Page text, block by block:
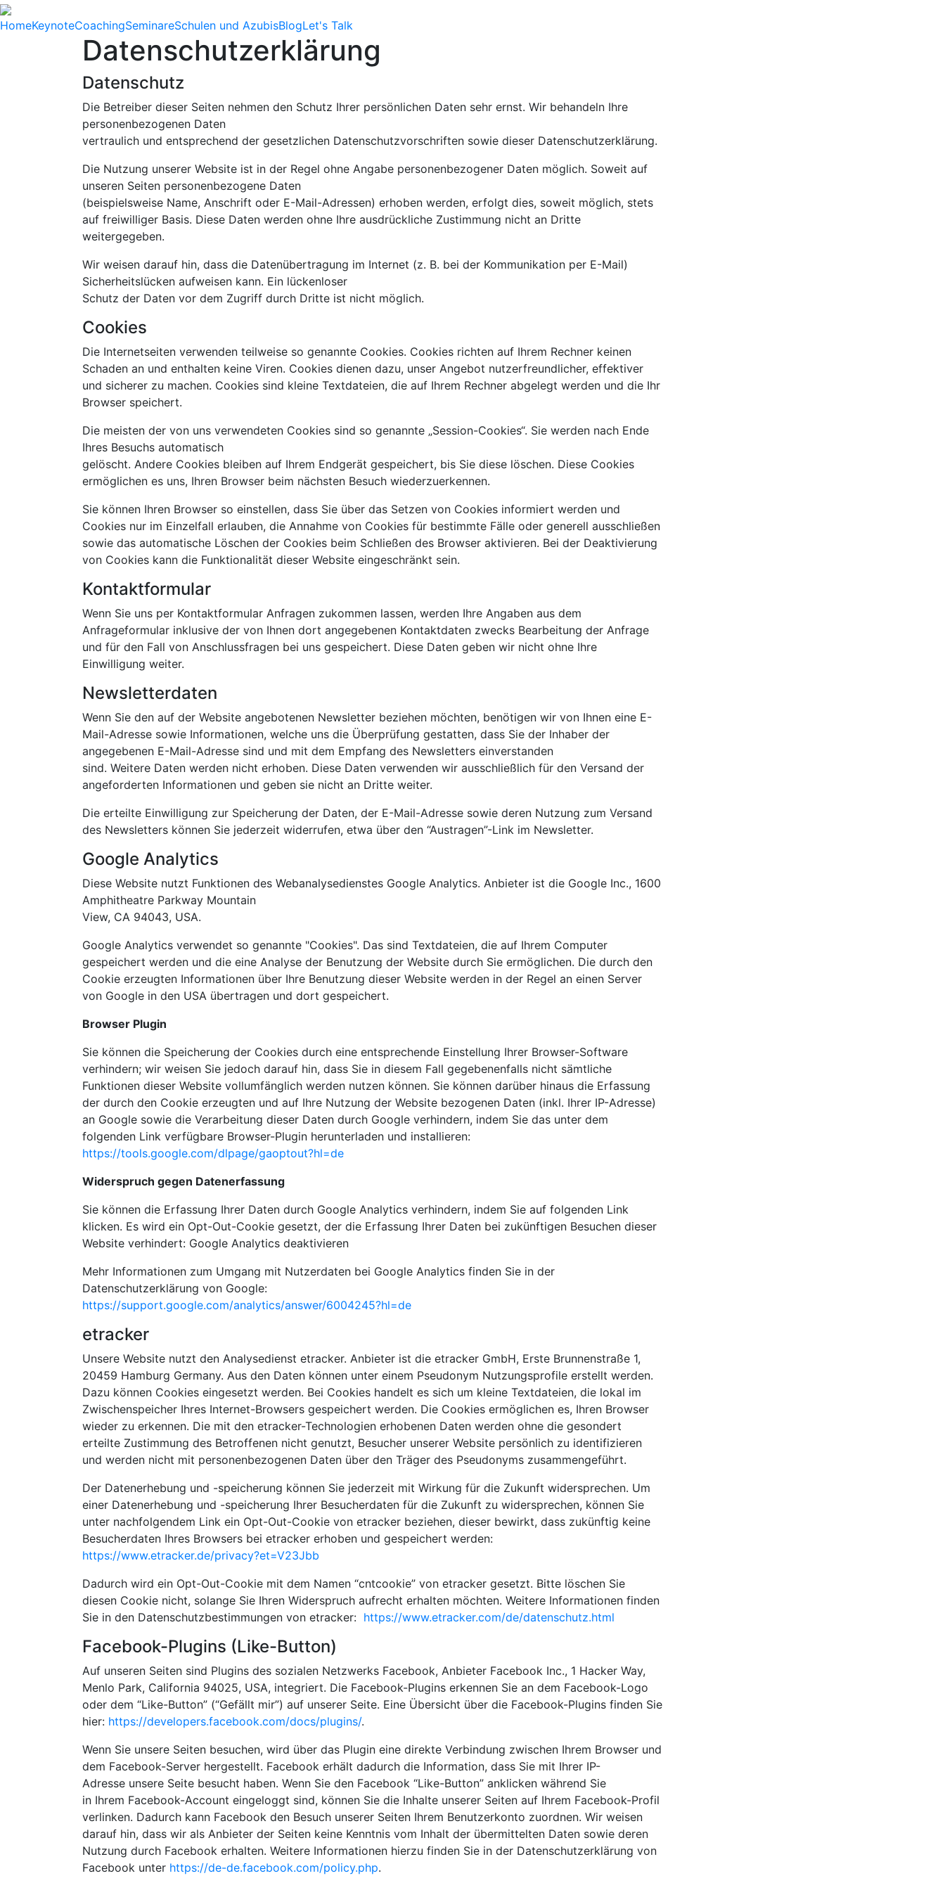
HomeKeynoteCoachingSeminareSchulen und AzubisBlogLet's Talk
Datenschutzerklärung
Datenschutz
Die Betreiber dieser Seiten nehmen den Schutz Ihrer persönlichen Daten sehr ernst. Wir behandeln Ihre
personenbezogenen Daten
vertraulich und entsprechend der gesetzlichen Datenschutzvorschriften sowie dieser Datenschutzerklärung.
Die Nutzung unserer Website ist in der Regel ohne Angabe personenbezogener Daten möglich. Soweit auf
unseren Seiten personenbezogene Daten
(beispielsweise Name, Anschrift oder E-Mail-Adressen) erhoben werden, erfolgt dies, soweit möglich, stets
auf freiwilliger Basis. Diese Daten werden ohne Ihre ausdrückliche Zustimmung nicht an Dritte
weitergegeben.
Wir weisen darauf hin, dass die Datenübertragung im Internet (z. B. bei der Kommunikation per E-Mail)
Sicherheitslücken aufweisen kann. Ein lückenloser
Schutz der Daten vor dem Zugriff durch Dritte ist nicht möglich.
Cookies
Die Internetseiten verwenden teilweise so genannte Cookies. Cookies richten auf Ihrem Rechner keinen
Schaden an und enthalten keine Viren. Cookies dienen dazu, unser Angebot nutzerfreundlicher, effektiver
und sicherer zu machen. Cookies sind kleine Textdateien, die auf Ihrem Rechner abgelegt werden und die Ihr
Browser speichert.
Die meisten der von uns verwendeten Cookies sind so genannte „Session-Cookies“. Sie werden nach Ende
Ihres Besuchs automatisch
gelöscht. Andere Cookies bleiben auf Ihrem Endgerät gespeichert, bis Sie diese löschen. Diese Cookies
ermöglichen es uns, Ihren Browser beim nächsten Besuch wiederzuerkennen.
Sie können Ihren Browser so einstellen, dass Sie über das Setzen von Cookies informiert werden und
Cookies nur im Einzelfall erlauben, die Annahme von Cookies für bestimmte Fälle oder generell ausschließen
sowie das automatische Löschen der Cookies beim Schließen des Browser aktivieren. Bei der Deaktivierung
von Cookies kann die Funktionalität dieser Website eingeschränkt sein.
Kontaktformular
Wenn Sie uns per Kontaktformular Anfragen zukommen lassen, werden Ihre Angaben aus dem
Anfrageformular inklusive der von Ihnen dort angegebenen Kontaktdaten zwecks Bearbeitung der Anfrage
und für den Fall von Anschlussfragen bei uns gespeichert. Diese Daten geben wir nicht ohne Ihre
Einwilligung weiter.
Newsletterdaten
Wenn Sie den auf der Website angebotenen Newsletter beziehen möchten, benötigen wir von Ihnen eine E-
Mail-Adresse sowie Informationen, welche uns die Überprüfung gestatten, dass Sie der Inhaber der
angegebenen E-Mail-Adresse sind und mit dem Empfang des Newsletters einverstanden
sind. Weitere Daten werden nicht erhoben. Diese Daten verwenden wir ausschließlich für den Versand der
angeforderten Informationen und geben sie nicht an Dritte weiter.
Die erteilte Einwilligung zur Speicherung der Daten, der E-Mail-Adresse sowie deren Nutzung zum Versand
des Newsletters können Sie jederzeit widerrufen, etwa über den “Austragen”-Link im Newsletter.
Google Analytics
Diese Website nutzt Funktionen des Webanalysedienstes Google Analytics. Anbieter ist die Google Inc., 1600
Amphitheatre Parkway Mountain
View, CA 94043, USA.
Google Analytics verwendet so genannte "Cookies". Das sind Textdateien, die auf Ihrem Computer
gespeichert werden und die eine Analyse der Benutzung der Website durch Sie ermöglichen. Die durch den
Cookie erzeugten Informationen über Ihre Benutzung dieser Website werden in der Regel an einen Server
von Google in den USA übertragen und dort gespeichert.
Browser Plugin
Sie können die Speicherung der Cookies durch eine entsprechende Einstellung Ihrer Browser-Software
verhindern; wir weisen Sie jedoch darauf hin, dass Sie in diesem Fall gegebenenfalls nicht sämtliche
Funktionen dieser Website vollumfänglich werden nutzen können. Sie können darüber hinaus die Erfassung
der durch den Cookie erzeugten und auf Ihre Nutzung der Website bezogenen Daten (inkl. Ihrer IP-Adresse)
an Google sowie die Verarbeitung dieser Daten durch Google verhindern, indem Sie das unter dem
folgenden Link verfügbare Browser-Plugin herunterladen und installieren:
https://tools.google.com/dlpage/gaoptout?hl=de
Widerspruch gegen Datenerfassung
Sie können die Erfassung Ihrer Daten durch Google Analytics verhindern, indem Sie auf folgenden Link
klicken. Es wird ein Opt-Out-Cookie gesetzt, der die Erfassung Ihrer Daten bei zukünftigen Besuchen dieser
Website verhindert: Google Analytics deaktivieren
Mehr Informationen zum Umgang mit Nutzerdaten bei Google Analytics finden Sie in der
Datenschutzerklärung von Google:
https://support.google.com/analytics/answer/6004245?hl=de
etracker
Unsere Website nutzt den Analysedienst etracker. Anbieter ist die etracker GmbH, Erste Brunnenstraße 1,
20459 Hamburg Germany. Aus den Daten können unter einem Pseudonym Nutzungsprofile erstellt werden.
Dazu können Cookies eingesetzt werden. Bei Cookies handelt es sich um kleine Textdateien, die lokal im
Zwischenspeicher Ihres Internet-Browsers gespeichert werden. Die Cookies ermöglichen es, Ihren Browser
wieder zu erkennen. Die mit den etracker-Technologien erhobenen Daten werden ohne die gesondert
erteilte Zustimmung des Betroffenen nicht genutzt, Besucher unserer Website persönlich zu identifizieren
und werden nicht mit personenbezogenen Daten über den Träger des Pseudonyms zusammengeführt.
Der Datenerhebung und -speicherung können Sie jederzeit mit Wirkung für die Zukunft widersprechen. Um
einer Datenerhebung und -speicherung Ihrer Besucherdaten für die Zukunft zu widersprechen, können Sie
unter nachfolgendem Link ein Opt-Out-Cookie von etracker beziehen, dieser bewirkt, dass zukünftig keine
Besucherdaten Ihres Browsers bei etracker erhoben und gespeichert werden:
https://www.etracker.de/privacy?et=V23Jbb
Dadurch wird ein Opt-Out-Cookie mit dem Namen “cntcookie” von etracker gesetzt. Bitte löschen Sie
diesen Cookie nicht, solange Sie Ihren Widerspruch aufrecht erhalten möchten. Weitere Informationen finden
Sie in den Datenschutzbestimmungen von etracker: https://www.etracker.com/de/datenschutz.html
Facebook-Plugins (Like-Button)
Auf unseren Seiten sind Plugins des sozialen Netzwerks Facebook, Anbieter Facebook Inc., 1 Hacker Way,
Menlo Park, California 94025, USA, integriert. Die Facebook-Plugins erkennen Sie an dem Facebook-Logo
oder dem “Like-Button” (“Gefällt mir”) auf unserer Seite. Eine Übersicht über die Facebook-Plugins finden Sie
hier: https://developers.facebook.com/docs/plugins/.
Wenn Sie unsere Seiten besuchen, wird über das Plugin eine direkte Verbindung zwischen Ihrem Browser und
dem Facebook-Server hergestellt. Facebook erhält dadurch die Information, dass Sie mit Ihrer IP-
Adresse unsere Seite besucht haben. Wenn Sie den Facebook “Like-Button” anklicken während Sie
in Ihrem Facebook-Account eingeloggt sind, können Sie die Inhalte unserer Seiten auf Ihrem Facebook-Profil
verlinken. Dadurch kann Facebook den Besuch unserer Seiten Ihrem Benutzerkonto zuordnen. Wir weisen
darauf hin, dass wir als Anbieter der Seiten keine Kenntnis vom Inhalt der übermittelten Daten sowie deren
Nutzung durch Facebook erhalten. Weitere Informationen hierzu finden Sie in der Datenschutzerklärung von
Facebook unter https://de-de.facebook.com/policy.php.